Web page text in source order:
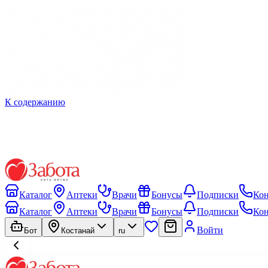
К содержанию
Каталог Аптеки Врачи Бонусы Подписки
Каталог
Аптеки Врачи Бонусы Подписки
Бот Костанай ru Войти